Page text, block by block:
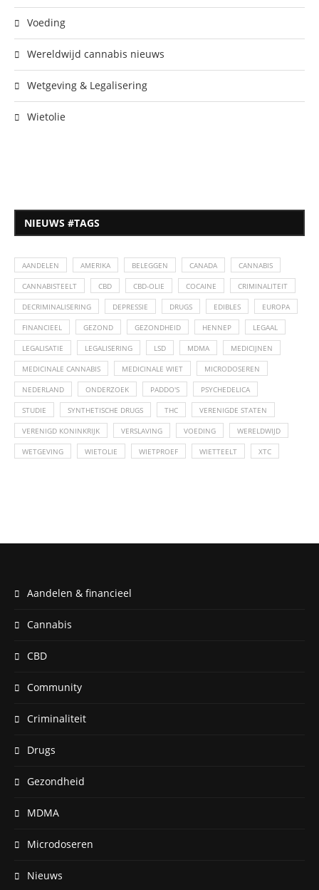
Voeding
Wereldwijd cannabis nieuws
Wetgeving & Legalisering
Wietolie
NIEUWS #TAGS
AANDELEN AMERIKA BELEGGEN CANADA CANNABIS
CANNABISTEELT CBD CBD-OLIE COCAINE CRIMINALITEIT
DECRIMINALISERING DEPRESSIE DRUGS EDIBLES EUROPA
FINANCIEEL GEZOND GEZONDHEID HENNEP LEGAAL
LEGALISATIE LEGALISERING LSD MDMA MEDICIJNEN
MEDICINALE CANNABIS MEDICINALE WIET MICRODOSEREN
NEDERLAND ONDERZOEK PADDO'S PSYCHEDELICA
STUDIE SYNTHETISCHE DRUGS THC VERENIGDE STATEN
VERENIGD KONINKRIJK VERSLAVING VOEDING WERELDWIJD
WETGEVING WIETOLIE WIETPROEF WIETTEELT XTC
Aandelen & financieel
Cannabis
CBD
Community
Criminaliteit
Drugs
Gezondheid
MDMA
Microdoseren
Nieuws